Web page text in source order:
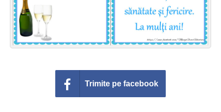
Felicitari animate
Invitatii personalizate
Trimite pe facebook